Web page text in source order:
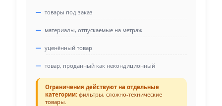
товары под заказ
материалы, отпускаемые на метраж
уценённый товар
товар, проданный как некондиционный
Ограничения действуют на отдельные
категории:фильтры, сложно-технические
товары.